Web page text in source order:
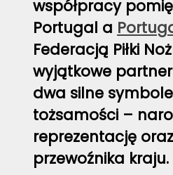
współpracy
Portugal a
Federacją Piłki
wyjątkowe
dwa silne
tożsamości –
reprezentację
przewoźnika kraju.